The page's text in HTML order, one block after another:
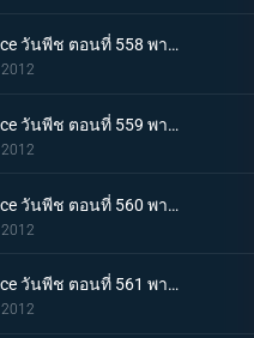
One piece วันพีช ตอนที่ 558 พากย์ไทย เรือโนอาห์ใกล้เข้ามา! เกาะมนุษย์เงือกเข้าสู่วิกฤต!
One piece วันพีช ตอนที่ 559 พากย์ไทย เร็วเข้าลูฟี่! ชิราโฮชิ เข้าตาจนแล้ว
One piece วันพีช ตอนที่ 560 พากย์ไทย เริ่มการต่อสู้สุดระห่ำ! ลูฟี่ ปะทะ โฮดี้!
One piece วันพีช ตอนที่ 561 พากย์ไทย ต่อสู้ตะลุมบอน! กลุ่มหมวกฟาง ปะทะ กลุ่มโจรสลัดมนุษย์เงือกรุ่นใหม่!